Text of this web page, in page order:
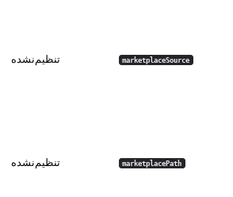
marketplaceSource تنظیم‌نشده
marketplacePath تنظیم‌نشده